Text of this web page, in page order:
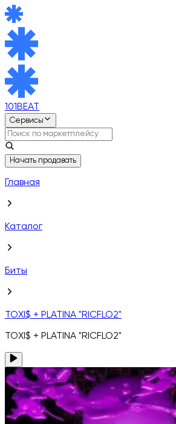
101BEAT
Сервисы
Начать продавать
Главная
Каталог
Биты
TOXI$ + PLATINA "RICFLO2"
TOXI$ + PLATINA "RICFLO2"